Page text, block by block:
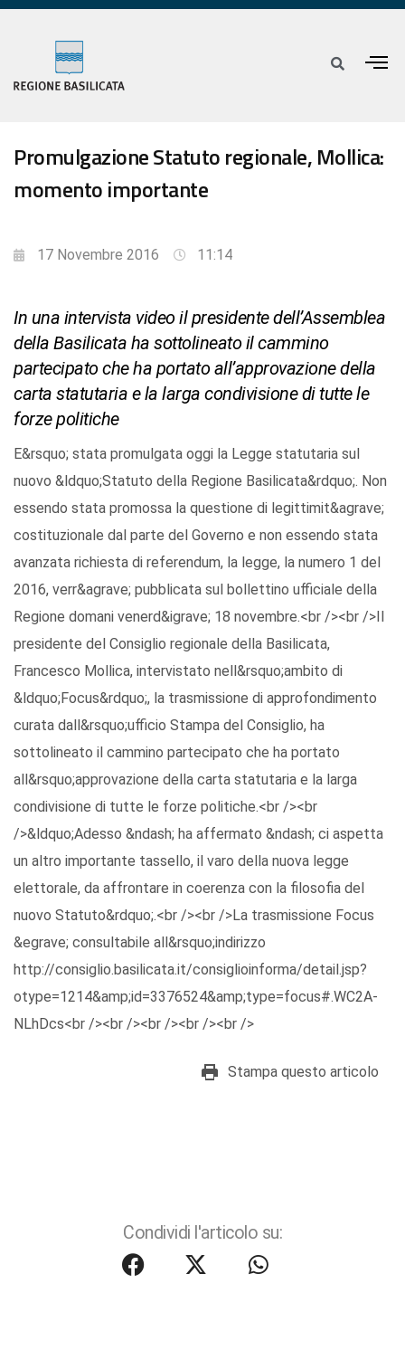
Promulgazione Statuto regionale, Mollica:
momento importante
17 Novembre 2016 11:14
In una intervista video il presidente dell’Assemblea
della Basilicata ha sottolineato il cammino
partecipato che ha portato all’approvazione della
carta statutaria e la larga condivisione di tutte le
forze politiche
E&rsquo; stata promulgata oggi la Legge statutaria sul
nuovo &ldquo;Statuto della Regione Basilicata&rdquo;. Non
essendo stata promossa la questione di legittimit&agrave;
costituzionale dal parte del Governo e non essendo stata
avanzata richiesta di referendum, la legge, la numero 1 del
2016, verr&agrave; pubblicata sul bollettino ufficiale della
Regione domani venerd&igrave; 18 novembre.<br /><br />Il
presidente del Consiglio regionale della Basilicata,
Francesco Mollica, intervistato nell&rsquo;ambito di
&ldquo;Focus&rdquo;, la trasmissione di approfondimento
curata dall&rsquo;ufficio Stampa del Consiglio, ha
sottolineato il cammino partecipato che ha portato
all&rsquo;approvazione della carta statutaria e la larga
condivisione di tutte le forze politiche.<br /><br
/>&ldquo;Adesso &ndash; ha affermato &ndash; ci aspetta
un altro importante tassello, il varo della nuova legge
elettorale, da affrontare in coerenza con la filosofia del
nuovo Statuto&rdquo;.<br /><br />La trasmissione Focus
&egrave; consultabile all&rsquo;indirizzo
http://consiglio.basilicata.it/consiglioinforma/detail.jsp?
otype=1214&amp;id=3376524&amp;type=focus#.WC2A-
NLhDcs<br /><br /><br /><br /><br />
Stampa questo articolo
Condividi l'articolo su: